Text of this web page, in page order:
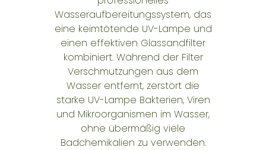
Wasseraufbereitungssystem, das
eine keimtötende UV-Lampe und
einen effektiven Glassandfilter
kombiniert. Während der Filter
Verschmutzungen aus dem
Wasser entfernt, zerstört die
starke UV-Lampe Bakterien, Viren
und Mikroorganismen im Wasser,
ohne übermäßig viele
Badchemikalien zu verwenden.